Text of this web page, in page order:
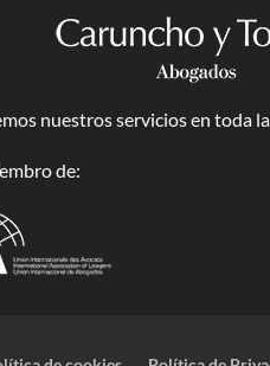
nuestros servicios en toda
de: